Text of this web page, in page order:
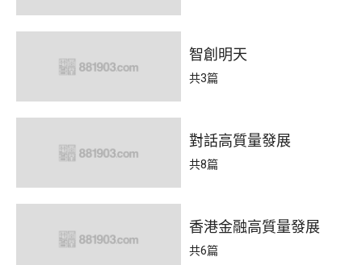
智創明天
共3篇
對話高質量發展
共8篇
香港金融高質量發展
共6篇